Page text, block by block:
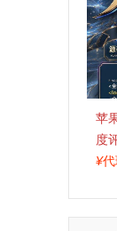
苹
度
拍
¥